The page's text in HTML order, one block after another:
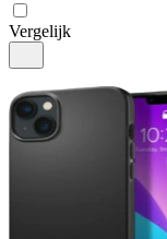
Vergelijk